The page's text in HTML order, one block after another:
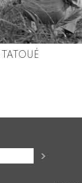
TATOUÉ